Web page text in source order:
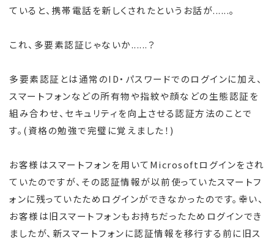
ていると、携帯電話を新しくされたというお話が......。
これ、多要素認証じゃないか......？
多要素認証とは通常のID・パスワードでのログインに加え、
スマートフォンなどの所有物や指紋や顔などの生態認証を
組み合わせ、セキュリティを向上させる認証方法のことで
す。(資格の勉強で完璧に覚えました！)
お客様はスマートフォンを用いてMicrosoftログインをされ
ていたのですが、その認証情報が以前使っていたスマートフ
ォンに残っていたためログインができなかったのです。幸い、
お客様は旧スマートフォンもお持ちだったためログインでき
ましたが、新スマートフォンに認証情報を移行する前に旧ス